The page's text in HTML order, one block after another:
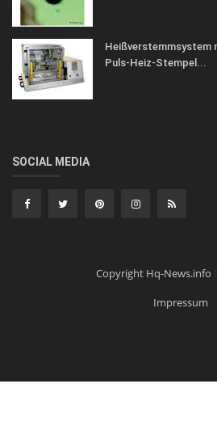
Heißverstemmsystem
Puls-Heiz-Stempel...
SOCIAL MEDIA
Copyright Hq-News.info
Impressum